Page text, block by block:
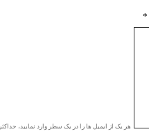
هر یک از ایمیل ها را در یک سطر وارد نمایید، حداکثر ۲۰ آدرس